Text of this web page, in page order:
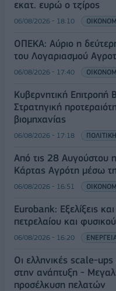
εκατ. ευρώ ο τζίρος
06/08/2026 - 18:10
ΟΠΕΚΑ: Αύριο η
του Λογαριασμού
06/08/2026 - 17:40
Κυβερνητική Επιτροπή
Στρατηγική
βιομηχανίας
06/08/2026 - 17:18 ΠΟΛΙΤΙΚΗ
Από τις 28 Αυγούστου
Κάρτας Αγρότη μέσω
06/08/2026 - 16:51
Eurobank: Εξελίξεις
πετρελαίου και
06/08/2026 - 16:20
Οι ελληνικές scale-ups
στην ανάπτυξη -
προσέλκυση πελατών